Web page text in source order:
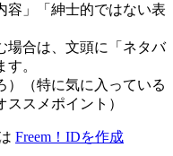
容」「紳士的ではない表
場合は、文頭に「ネタバ
。
）（特に気に入っている
スメポイント）
Freem！IDを作成